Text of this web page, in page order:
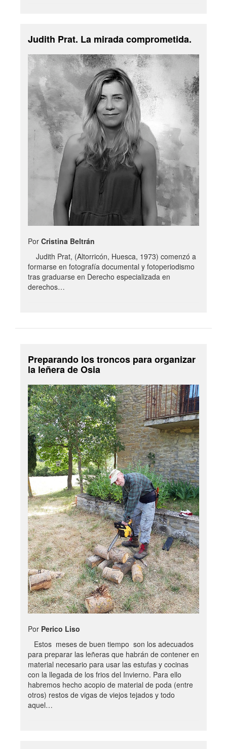
Judith Prat. La mirada comprometida.
Por Cristina Beltrán
Judith Prat, (Altorricón, Huesca, 1973) comenzó a
formarse en fotografía documental y fotoperiodismo
tras graduarse en Derecho especializada en
derechos…
Preparando los troncos para organizar
la leñera de Osia
Por Perico Liso
Estos meses de buen tiempo son los adecuados
para preparar las leñeras que habrán de contener en
material necesario para usar las estufas y cocinas
con la llegada de los frios del Invierno. Para ello
habremos hecho acopio de material de poda (entre
otros) restos de vigas de viejos tejados y todo
aquel…